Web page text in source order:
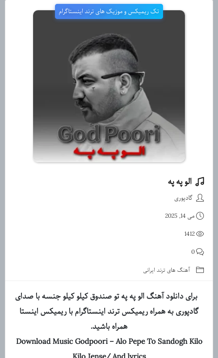
تک ریمیکس و موزیک های ترند اینستاگرام
دانلود آهنگ الو په په تو
الو په په
گادپوری
می 14, 2025
1412
0
آهنگ های ترند ایرانی
برای دانلود آهنگ الو په په تو صندوق کیلو کیلو جنسه با صدای
گادپوری به همراه ریمیکس ترند اینستاگرام با ریمیکس اینستا
همراه باشید.
Download Music Godpoori – Alo Pepe To Sandogh Kilo